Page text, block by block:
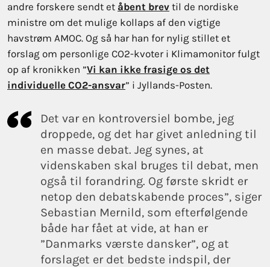
andre forskere sendt et åbent brev til de nordiske
ministre om det mulige kollaps af den vigtige
havstrøm AMOC. Og så har han for nylig stillet et
forslag om personlige CO2-kvoter i Klimamonitor fulgt
op af kronikken ”Vi kan ikke frasige os det
individuelle CO2-ansvar” i Jyllands-Posten.
Det var en kontroversiel bombe, jeg
droppede, og det har givet anledning til
en masse debat. Jeg synes, at
videnskaben skal bruges til debat, men
også til forandring. Og første skridt er
netop den debatskabende proces”, siger
Sebastian Mernild, som efterfølgende
både har fået at vide, at han er
”Danmarks værste dansker”, og at
forslaget er det bedste indspil, der